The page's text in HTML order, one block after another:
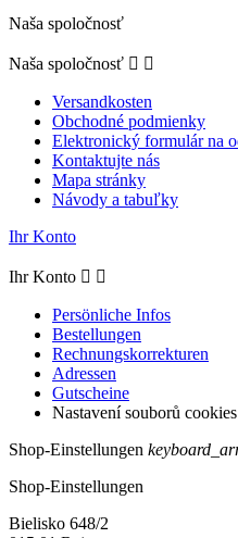
Naša spoločnosť
Naša spoločnosť  
Versandkosten
Obchodné podmienky
Elektronický formulár na
Kontaktujte nás
Mapa stránky
Návody a tabuľky
Ihr Konto
Ihr Konto  
Persönliche Infos
Bestellungen
Rechnungskorrekturen
Adressen
Gutscheine
Nastavení souborů cookies
Shop-Einstellungen
Shop-Einstellungen
Bielisko 648/2